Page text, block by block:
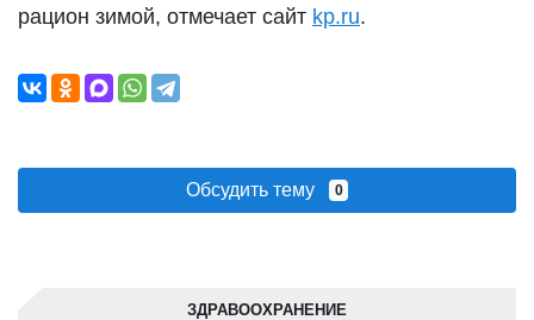
рацион зимой, отмечает сайт kp.ru.
Обсудить тему 0
ЗДРАВООХРАНЕНИЕ